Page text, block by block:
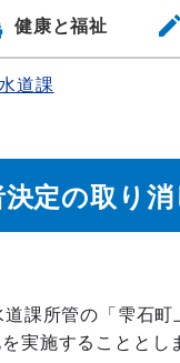
健康と福祉
道課
定の取り
課所管の「雫石
実施することとし